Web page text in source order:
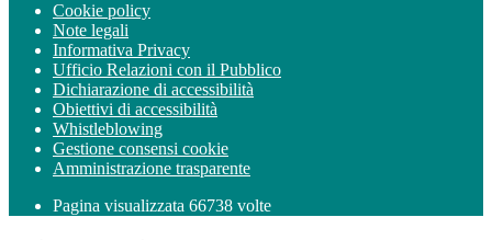
Cookie policy
Note legali
Informativa Privacy
Ufficio Relazioni con il Pubblico
Dichiarazione di accessibilità
Obiettivi di accessibilità
Whistleblowing
Gestione consensi cookie
Amministrazione trasparente
Pagina visualizzata 66738 volte